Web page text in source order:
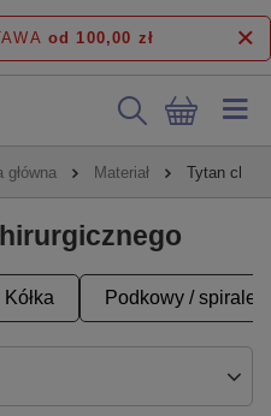
od 100,00 zł
główna Materiał Tytan
Kółka Podkowy / spirale